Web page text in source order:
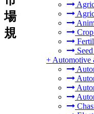
+ Automotive
場
規